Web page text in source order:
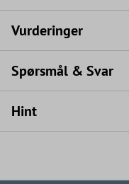
Vurderinger
Spørsmål & Svar
Hint